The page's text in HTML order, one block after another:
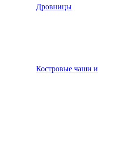
Дровницы
Костровые чаши и